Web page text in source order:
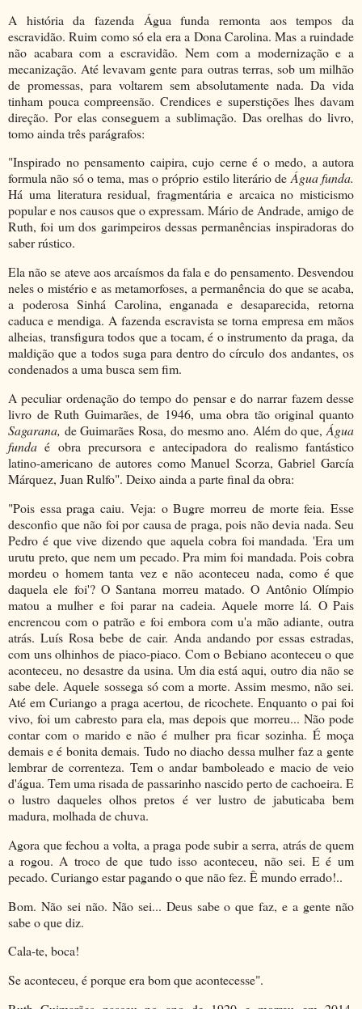
A história da fazenda Água funda remonta aos tempos da
escravidão. Ruim como só ela era a Dona Carolina. Mas a ruindade
não acabara com a escravidão. Nem com a modernização e a
mecanização. Até levavam gente para outras terras, sob um milhão
de promessas, para voltarem sem absolutamente nada. Da vida
tinham pouca compreensão. Crendices e superstições lhes davam
direção. Por elas conseguem a sublimação. Das orelhas do livro,
tomo ainda três parágrafos:
"Inspirado no pensamento caipira, cujo cerne é o medo, a autora
formula não só o tema, mas o próprio estilo literário deÁgua funda.
Há uma literatura residual, fragmentária e arcaica no misticismo
popular e nos causos que o expressam. Mário de Andrade, amigo de
Ruth, foi um dos garimpeiros dessas permanências inspiradoras do
saber rústico.
Ela não se ateve aos arcaísmos da fala e do pensamento. Desvendou
neles o mistério e as metamorfoses, a permanência do que se acaba,
a poderosa Sinhá Carolina, enganada e desaparecida, retorna
caduca e mendiga. A fazenda escravista se torna empresa em mãos
alheias, transfigura todos que a tocam, é o instrumento da praga, da
maldição que a todos suga para dentro do círculo dos andantes, os
condenados a uma busca sem fim.
A peculiar ordenação do tempo do pensar e do narrar fazem desse
livro de Ruth Guimarães, de 1946, uma obra tão original quanto
Sagarana, de Guimarães Rosa, do mesmo ano. Além do que,Água
fundaé obra precursora e antecipadora do realismo fantástico
latino-americano de autores como Manuel Scorza, Gabriel García
Márquez, Juan Rulfo". Deixo ainda a parte final da obra:
"Pois essa praga caiu. Veja: o Bugre morreu de morte feia. Esse
desconfio que não foi por causa de praga, pois não devia nada. Seu
Pedro é que vive dizendo que aquela cobra foi mandada. 'Era um
urutu preto, que nem um pecado. Pra mim foi mandada. Pois cobra
mordeu o homem tanta vez e não aconteceu nada, como é que
daquela ele foi'? O Santana morreu matado. O Antônio Olímpio
matou a mulher e foi parar na cadeia. Aquele morre lá. O Pais
encrencou com o patrão e foi embora com u'a mão adiante, outra
atrás. Luís Rosa bebe de cair. Anda andando por essas estradas,
com uns olhinhos de piaco-piaco. Com o Bebiano aconteceu o que
aconteceu, no desastre da usina. Um dia está aqui, outro dia não se
sabe dele. Aquele sossega só com a morte. Assim mesmo, não sei.
Até em Curiango a praga acertou, de ricochete. Enquanto o pai foi
vivo, foi um cabresto para ela, mas depois que morreu... Não pode
contar com o marido e não é mulher pra ficar sozinha. É moça
demais e é bonita demais. Tudo no diacho dessa mulher faz a gente
lembrar de correnteza. Tem o andar bamboleado e macio de veio
d'água. Tem uma risada de passarinho nascido perto de cachoeira. E
o lustro daqueles olhos pretos é ver lustro de jabuticaba bem
madura, molhada de chuva.
Agora que fechou a volta, a praga pode subir a serra, atrás de quem
a rogou. A troco de que tudo isso aconteceu, não sei. E é um
pecado. Curiango estar pagando o que não fez. Ê mundo errado!..
Bom. Não sei não. Não sei... Deus sabe o que faz, e a gente não
sabe o que diz.
Cala-te, boca!
Se aconteceu, é porque era bom que acontecesse".